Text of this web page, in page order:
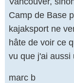
Camp de Base
kajaksport ne
hâte de voir ce
vu que j'ai aussi
marc b